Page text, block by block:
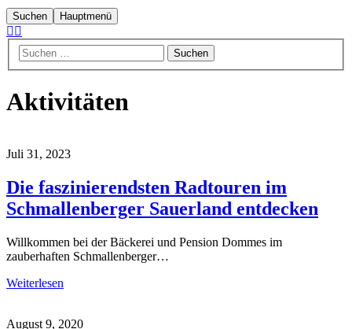
Suchen Hauptmenü
Aktivitäten
Juli 31, 2023
Die faszinierendsten Radtouren im
Schmallenberger Sauerland entdecken
Willkommen bei der Bäckerei und Pension Dommes im
zauberhaften Schmallenberger…
Weiterlesen
August 9, 2020